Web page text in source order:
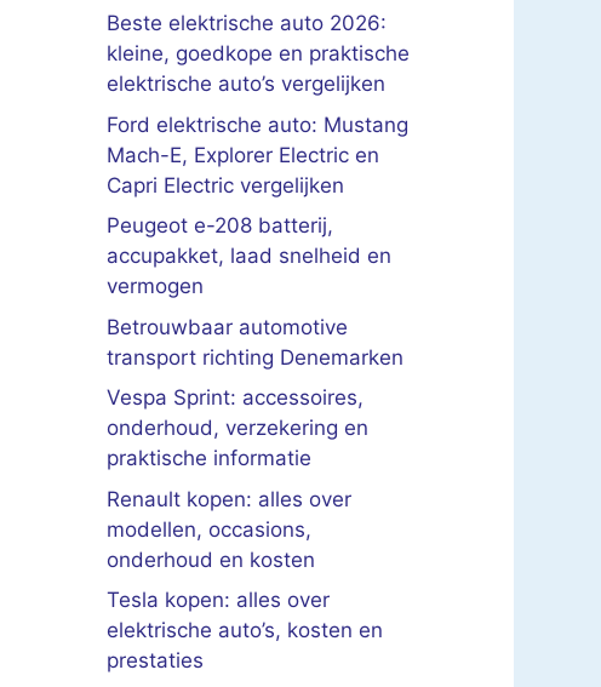
Beste elektrische auto 2026:
kleine, goedkope en praktische
elektrische auto’s vergelijken
Ford elektrische auto: Mustang
Mach-E, Explorer Electric en
Capri Electric vergelijken
Peugeot e-208 batterij,
accupakket, laad snelheid en
vermogen
Betrouwbaar automotive
transport richting Denemarken
Vespa Sprint: accessoires,
onderhoud, verzekering en
praktische informatie
Renault kopen: alles over
modellen, occasions,
onderhoud en kosten
Tesla kopen: alles over
elektrische auto’s, kosten en
prestaties